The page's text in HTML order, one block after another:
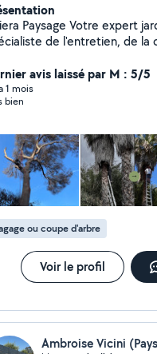
Votre expert jardin dans le 06
de l'entretien, de la
des Alpes-Maritimes. Entretien de jardins et
débroussaillage, élagage Remise en
d'espaces verts Travail soigné,
à Mougins Déplacements
avis laissé par M : 5/5
1 mois
bien
ou coupe d'arbre
Voir le profil